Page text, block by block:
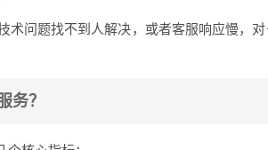
术问题找不到人解决，或者客服响应慢，对
务？